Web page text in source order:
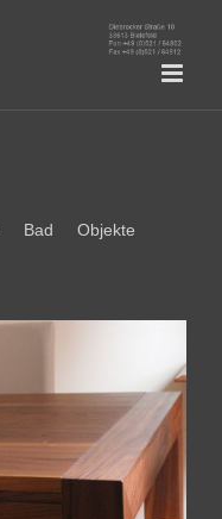
Bad Objekte